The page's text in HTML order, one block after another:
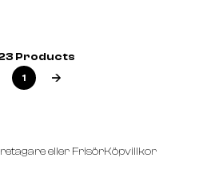
Products
1
eller FrisörKöpvillkor